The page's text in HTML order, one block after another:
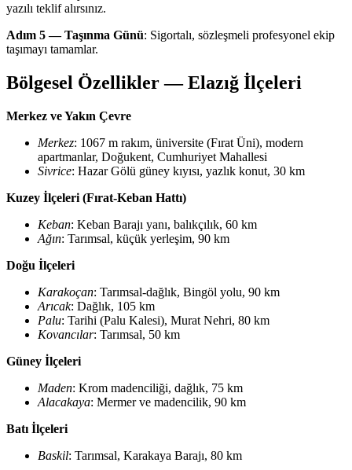
yazılı teklif alırsınız.
Adım 5 — Taşınma Günü: Sigortalı, sözleşmeli profesyonel ekip
taşımayı tamamlar.
Bölgesel Özellikler — Elazığ İlçeleri
Merkez ve Yakın Çevre
Merkez: 1067 m rakım, üniversite (Fırat Üni), modern
apartmanlar, Doğukent, Cumhuriyet Mahallesi
Sivrice: Hazar Gölü güney kıyısı, yazlık konut, 30 km
Kuzey İlçeleri (Fırat-Keban Hattı)
Keban: Keban Barajı yanı, balıkçılık, 60 km
Ağın: Tarımsal, küçük yerleşim, 90 km
Doğu İlçeleri
Karakoçan: Tarımsal-dağlık, Bingöl yolu, 90 km
Arıcak: Dağlık, 105 km
Palu: Tarihi (Palu Kalesi), Murat Nehri, 80 km
Kovancılar: Tarımsal, 50 km
Güney İlçeleri
Maden: Krom madenciliği, dağlık, 75 km
Alacakaya: Mermer ve madencilik, 90 km
Batı İlçeleri
Baskil: Tarımsal, Karakaya Barajı, 80 km